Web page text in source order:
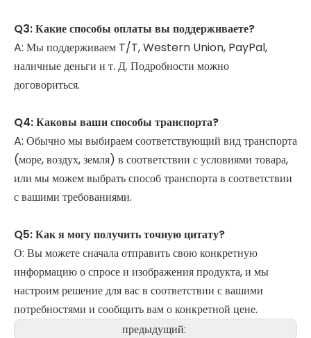
Q3: Какие способы оплаты вы поддерживаете?
A: Мы поддерживаем T/T, Western Union, PayPal,
наличные деньги и т. Д. Подробности можно
договориться.
Q4: Каковы ваши способы транспорта?
A: Обычно мы выбираем соответствующий вид транспорта
(море, воздух, земля) в соответствии с условиями товара,
или мы можем выбрать способ транспорта в соответствии
с вашими требованиями.
Q5: Как я могу получить точную цитату?
О: Вы можете сначала отправить свою конкретную
информацию о спросе и изображения продукта, и мы
настроим решение для вас в соответствии с вашими
потребностями и сообщить вам о конкретной цене.
предыдущий: